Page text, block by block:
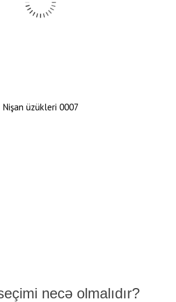
Nişan üzükleri 0007
necə olmalıdır?